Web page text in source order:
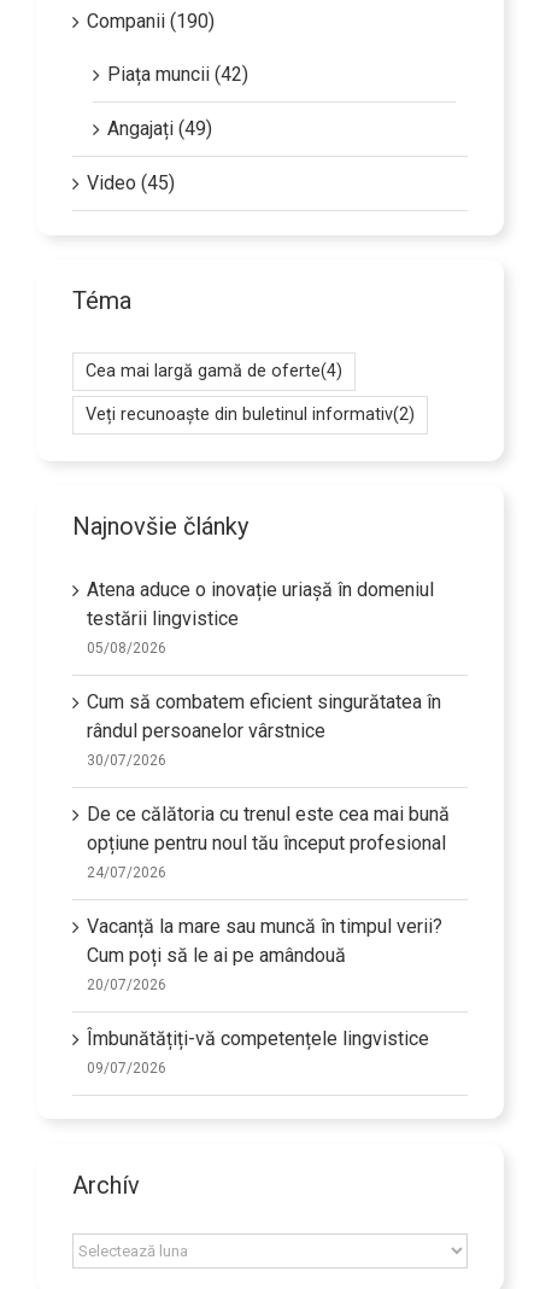
Companii (190)
Piața muncii (42)
Angajați (49)
Video (45)
Téma
Cea mai largă gamă de oferte(4)
Veți recunoaște din buletinul informativ(2)
Najnovšie články
Atena aduce o inovație uriașă în domeniul
testării lingvistice
05/08/2026
Cum să combatem eficient singurătatea în
rândul persoanelor vârstnice
30/07/2026
De ce călătoria cu trenul este cea mai bună
opțiune pentru noul tău început profesional
24/07/2026
Vacanță la mare sau muncă în timpul verii?
Cum poți să le ai pe amândouă
20/07/2026
Îmbunătățiți-vă competențele lingvistice
09/07/2026
Archív
Archív